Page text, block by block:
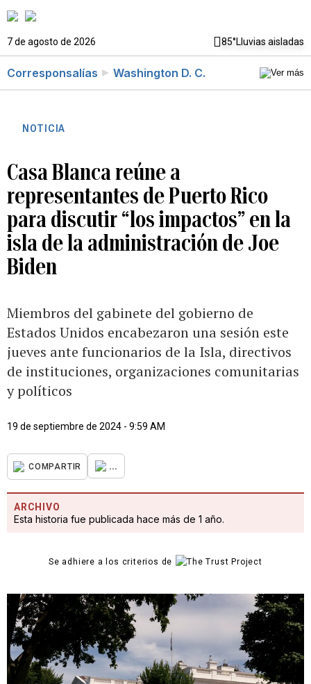
7 de agosto de 2026 85°Lluvias aisladas
Corresponsalías Washington D. C.
NOTICIA
Casa Blanca reúne a
representantes de Puerto Rico
para discutir “los impactos” en la
isla de la administración de Joe
Biden
Miembros del gabinete del gobierno de
Estados Unidos encabezaron una sesión este
jueves ante funcionarios de la Isla, directivos
de instituciones, organizaciones comunitarias
y políticos
19 de septiembre de 2024 - 9:59 AM
COMPARTIR ...
ARCHIVO
Esta historia fue publicada hace más de 1 año.
Se adhiere a los criterios de